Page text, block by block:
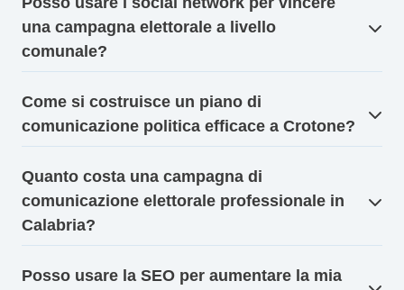
una campagna elettorale a livello
comunale?
Come si costruisce un piano di
comunicazione politica efficace a Crotone?
Quanto costa una campagna di
comunicazione elettorale professionale in
Calabria?
Posso usare la SEO per aumentare la mia